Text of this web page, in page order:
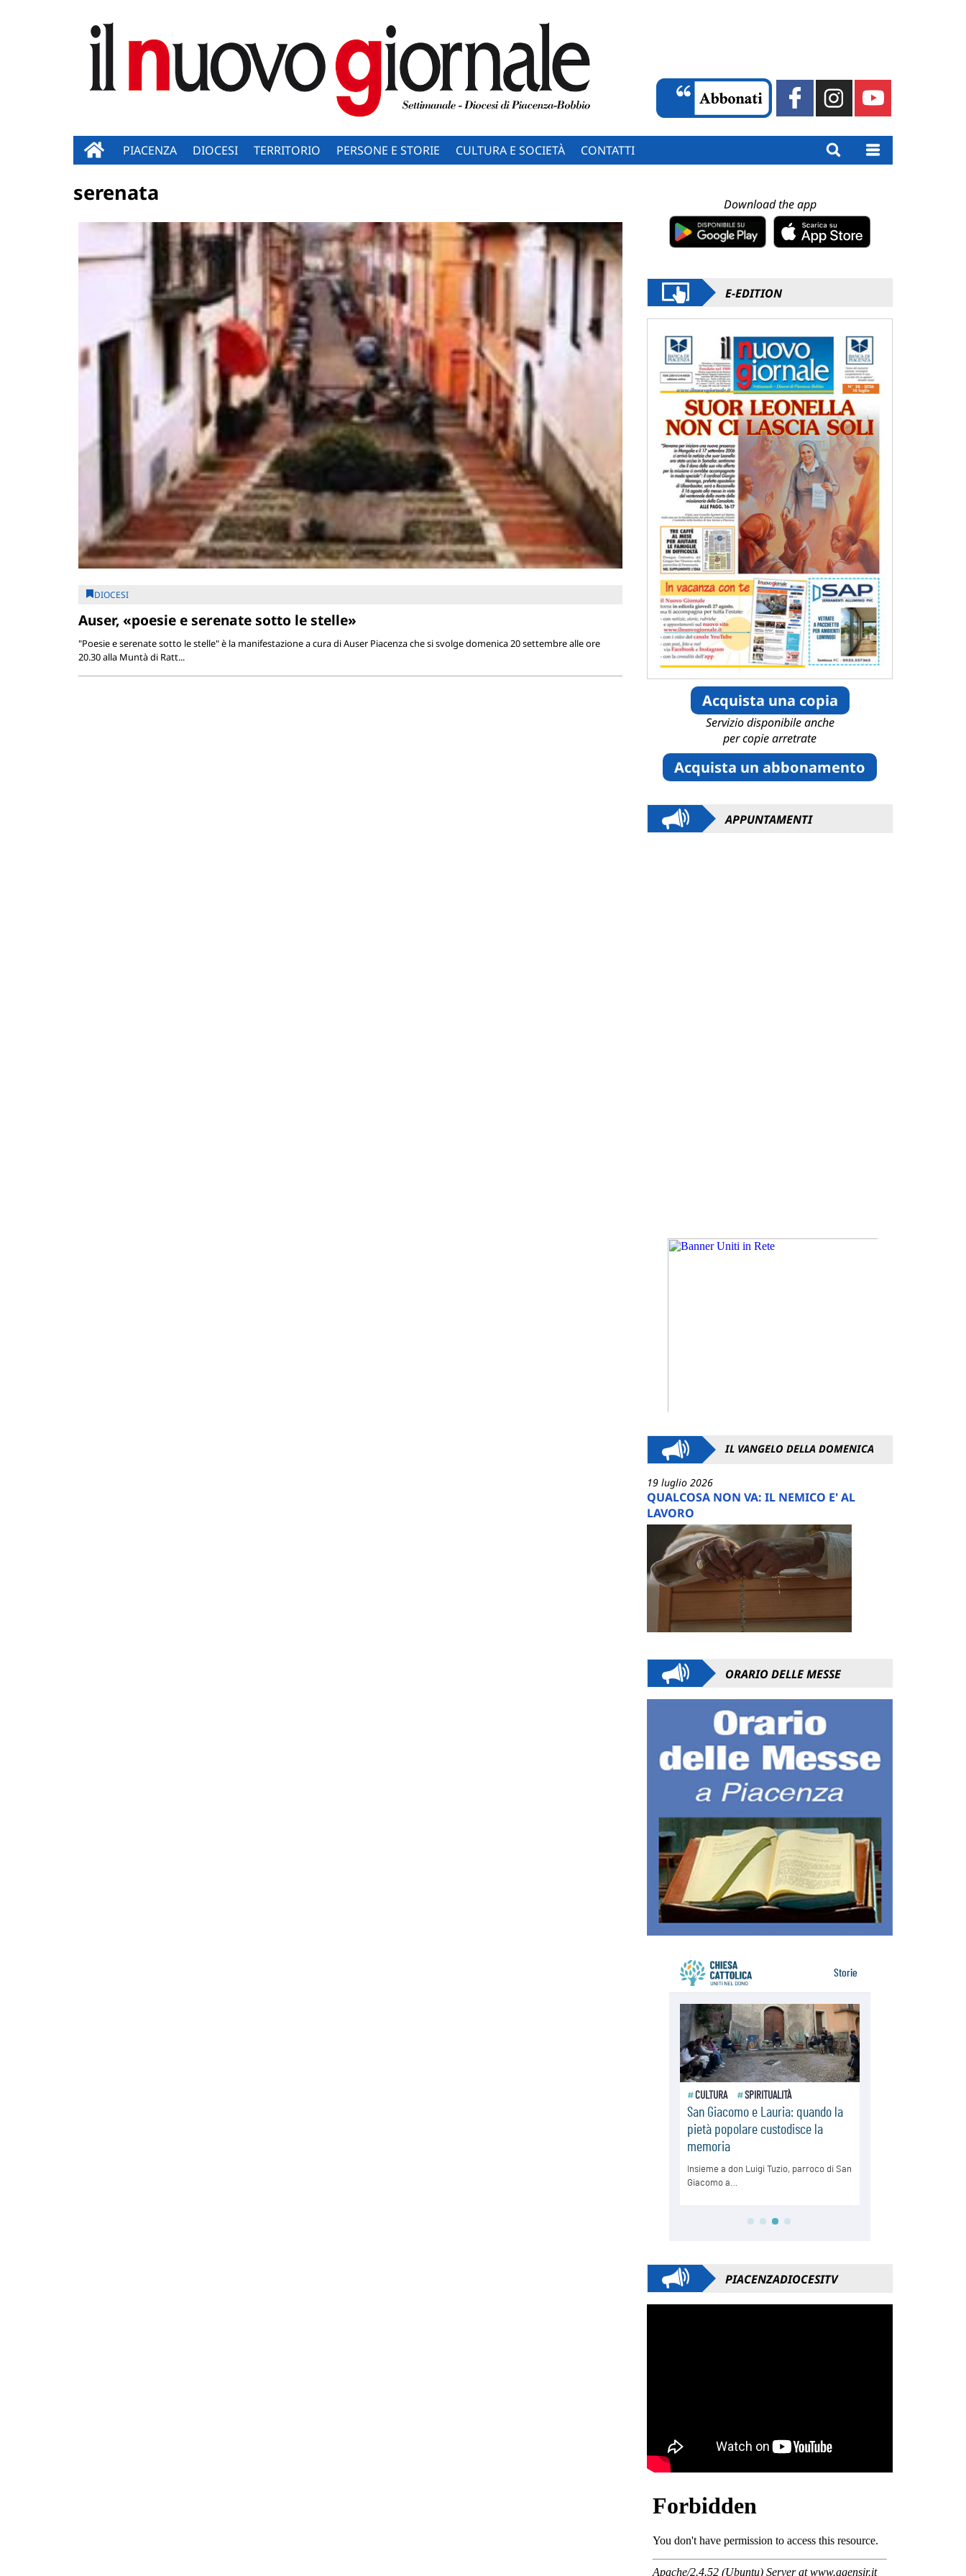
PIACENZA DIOCESI TERRITORIO PERSONE E STORIE CULTURA E SOCIETÀ CONTATTI
serenata
DIOCESI
Auser, «poesie e serenate sotto le stelle»
"Poesie e serenate sotto le stelle" è la manifestazione a cura di Auser Piacenza che si svolge domenica 20 settembre alle ore
20.30 alla Muntà di Ratt...
Download the app
E-EDITION
Acquista una copia
Servizio disponibile anche
per copie arretrate
Acquista un abbonamento
APPUNTAMENTI
IL VANGELO DELLA DOMENICA
19 luglio 2026
QUALCOSA NON VA: IL NEMICO E' AL
LAVORO
ORARIO DELLE MESSE
PIACENZADIOCESITV